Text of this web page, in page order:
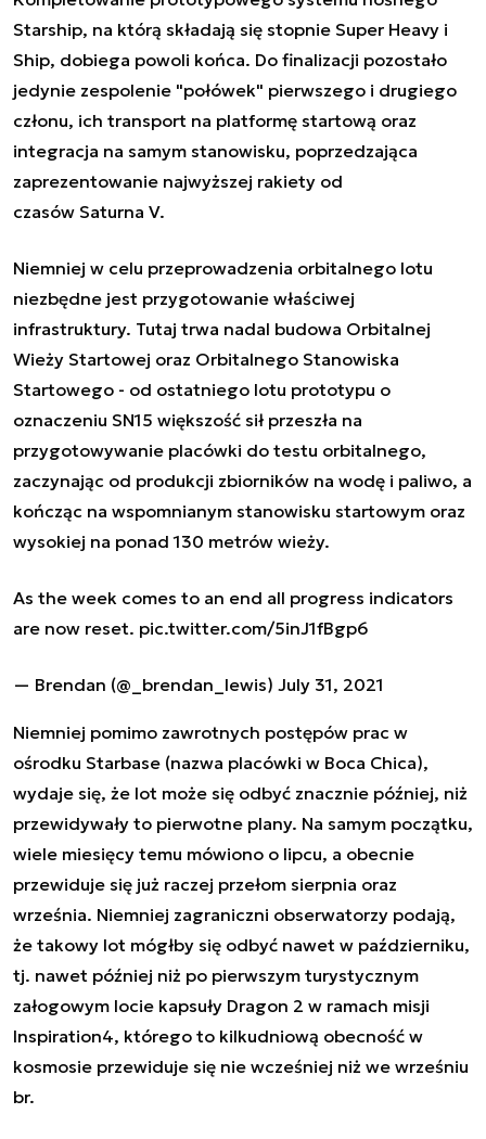
Starship, na którą składają się stopnie Super Heavy i
Ship, dobiega powoli końca. Do finalizacji pozostało
jedynie zespolenie "połówek" pierwszego i drugiego
członu, ich transport na platformę startową oraz
integracja na samym stanowisku, poprzedzająca
zaprezentowanie najwyższej rakiety od
czasów Saturna V.
Niemniej w celu przeprowadzenia orbitalnego lotu
niezbędne jest przygotowanie właściwej
infrastruktury. Tutaj trwa nadal budowa Orbitalnej
Wieży Startowej oraz Orbitalnego Stanowiska
Startowego - od ostatniego lotu prototypu o
oznaczeniu SN15 większość sił przeszła na
przygotowywanie placówki do testu orbitalnego,
zaczynając od produkcji zbiorników na wodę i paliwo, a
kończąc na wspomnianym stanowisku startowym oraz
wysokiej na ponad 130 metrów wieży.
As the week comes to an end all progress indicators
are now reset. pic.twitter.com/5inJ1fBgp6
— Brendan (@_brendan_lewis) July 31, 2021
Niemniej pomimo zawrotnych postępów prac w
ośrodku Starbase (nazwa placówki w Boca Chica),
wydaje się, że lot może się odbyć znacznie później, niż
przewidywały to pierwotne plany. Na samym początku,
wiele miesięcy temu mówiono o lipcu, a obecnie
przewiduje się już raczej przełom sierpnia oraz
września. Niemniej zagraniczni obserwatorzy podają,
że takowy lot mógłby się odbyć nawet w październiku,
tj. nawet później niż po pierwszym turystycznym
załogowym locie kapsuły Dragon 2 w ramach misji
Inspiration4, którego to kilkudniową obecność w
kosmosie przewiduje się nie wcześniej niż we wrześniu
br.